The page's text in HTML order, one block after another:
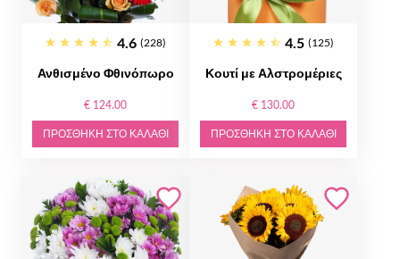
4.6 (228)
Ανθισμένο Φθινόπωρο
€ 124.00
ΠΡΟΣΘΉΚΗ ΣΤΟ ΚΑΛΆΘΙ
4.5 (125)
Κουτί με Αλστρομέριες
€ 130.00
ΠΡΟΣΘΉΚΗ ΣΤΟ ΚΑΛΆΘΙ